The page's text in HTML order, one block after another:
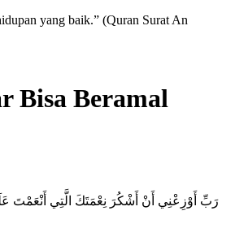
yang baik.” (Quran Surat An
Bisa Beramal
رَبِّ أَوْزِعْنِي أَنْ أَشْكُرَ نِعْمَتَكَ الَّتِي أَنْعَمْتَ